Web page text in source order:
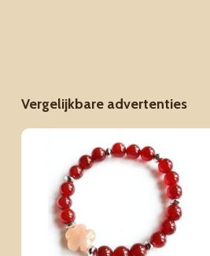
Vergelijkbare advertenties